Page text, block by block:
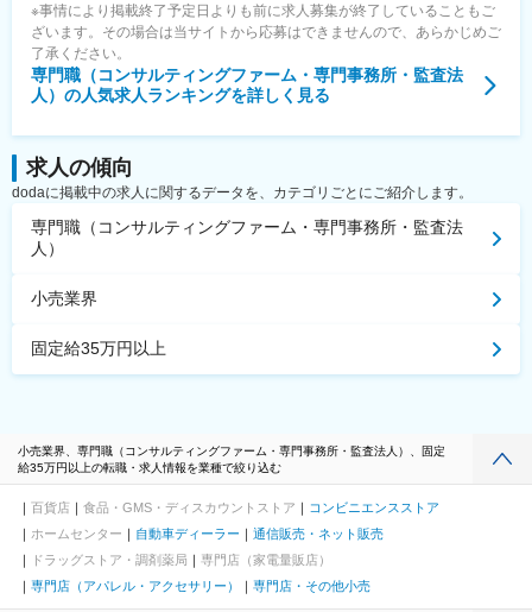
※事情により掲載終了予定日よりも前に求人募集が終了していることもご
ざいます。その場合は当サイトから応募はできませんので、あらかじめご
了承ください。
専門職（コンサルティングファーム・専門事務所・監査法
人） の人気求人ランキングを詳しく見る
求人の傾向
dodaに掲載中の求人に関するデータを、カテゴリごとにご紹介します。
専門職（コンサルティングファーム・専門事務所・監査法
人）
小売業界
固定給35万円以上
小売業界、専門職（コンサルティングファーム・専門事務所・監査法人）、固定
給35万円以上の転職・求人情報を業種で絞り込む
百貨店 食品・GMS・ディスカウントストア
コンビニエンスストア
ホームセンター
自動車ディーラー
通信販売・ネット販売
ドラッグストア・調剤薬局
専門店（家電量販店）
専門店（アパレル・アクセサリー）
専門店・その他小売